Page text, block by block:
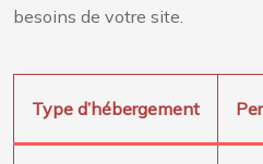
besoins de votre site.
Type d’hébergement